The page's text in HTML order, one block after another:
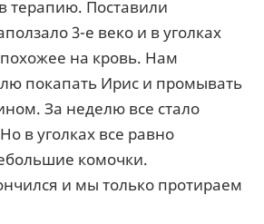
терапию. Поставили
3-е веко и в уголках
похожее на кровь. Нам
покапать Ирис и промывать
За неделю все стало
в уголках все равно
комочки.
и мы только протираем